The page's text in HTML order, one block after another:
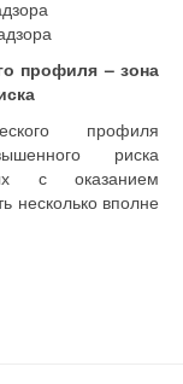
профиля – зона
профиля
риска
с оказанием
вполне